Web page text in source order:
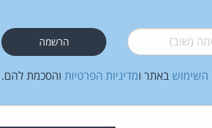
(שוב)*
השימוש באתר ומדיניות הפרטיות והסכמת להם.